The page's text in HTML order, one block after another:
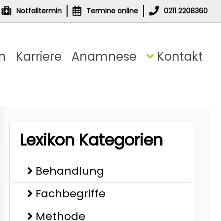
Notfalltermin Termine online 0211 2208360
Karriere Anamnese Kontakt
Lexikon Kategorien
Behandlung
Fachbegriffe
Methode